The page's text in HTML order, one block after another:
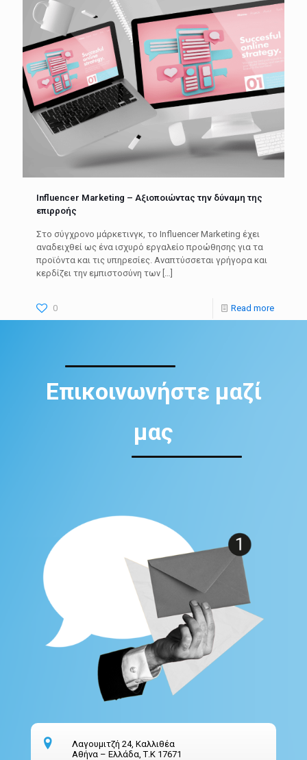
Influencer Marketing – Αξιοποιώντας την δύναμη της
επιρροής
Στο σύγχρονο μάρκετινγκ, το Influencer Marketing έχει
αναδειχθεί ως ένα ισχυρό εργαλείο προώθησης για τα
προϊόντα και τις υπηρεσίες. Αναπτύσσεται γρήγορα και
κερδίζει την εμπιστοσύνη των […]
0 Read more
Επικοινωνήστε μαζί
μας
Λαγουμιτζή 24, Καλλιθέα
Αθήνα – Ελλάδα, Τ.Κ 17671